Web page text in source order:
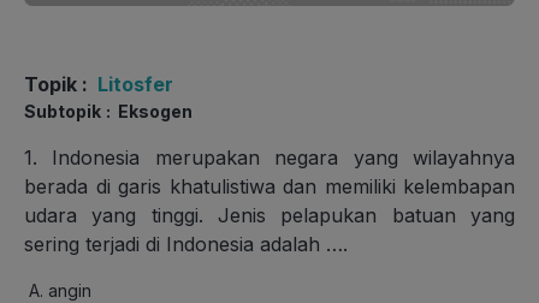
Topik : Litosfer
Subtopik : Eksogen
1. Indonesia merupakan negara yang wilayahnya
berada di garis khatulistiwa dan memiliki kelembapan
udara yang tinggi. Jenis pelapukan batuan yang
sering terjadi di Indonesia adalah ….
angin